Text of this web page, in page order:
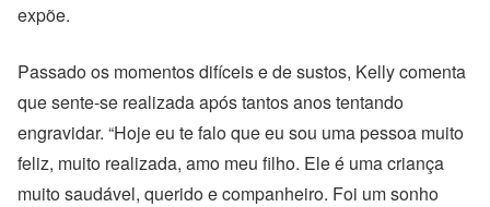
expõe.
Passado os momentos difíceis e de sustos, Kelly comenta
que sente-se realizada após tantos anos tentando
engravidar. “Hoje eu te falo que eu sou uma pessoa muito
feliz, muito realizada, amo meu filho. Ele é uma criança
muito saudável, querido e companheiro. Foi um sonho